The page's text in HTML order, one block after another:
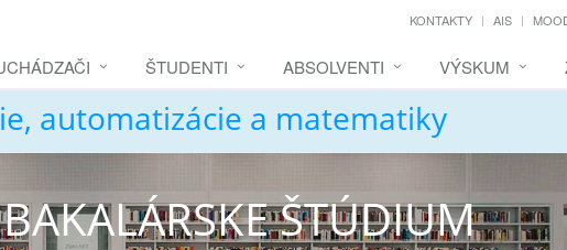
KONTAKTY AIS
ŠTUDENTI ABSOLVENTI VÝSKUM
automatizácie a matematiky
ŠTÚDIUM